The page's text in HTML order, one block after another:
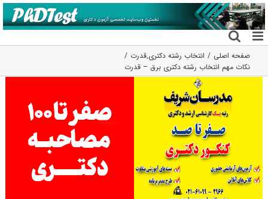
رفتن
به
محتوا
صفحه اصلی انتخاب رشته دکتری,قدرت
نکات مهم انتخاب رشته دکتری برق – قدرت